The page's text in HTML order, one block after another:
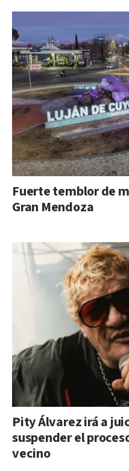
Fuerte temblor de
Gran Mendoza
Pity Álvarez irá a
suspender el
vecino